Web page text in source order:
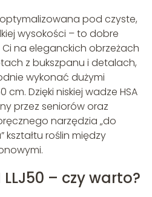
pod czyste,
wysokości – to dobre
Ci na eleganckich obrzeżach
z bukszpanu i detalach,
wykonać dużymi
Dzięki niskiej wadze HSA
przez seniorów oraz
narzędzia „do
roślin między
LLJ50 – czy warto?